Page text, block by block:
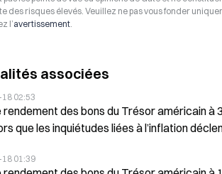
des risques élevés. Veuillez ne pas vous fonder
l’avertissement.
associées
02:53
rendement des bons du Trésor américain à
que les inquiétudes liées à l’inflation
18 01:39